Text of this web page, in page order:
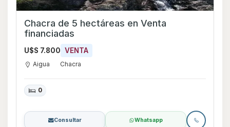
Chacra de 5 hectáreas en Venta
financiadas
U$S 7.800 VENTA
Aigua Chacra
0
Consultar Whatsapp